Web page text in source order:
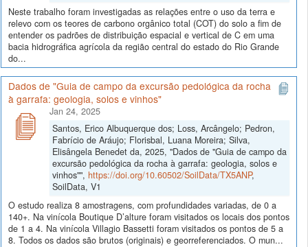
Neste trabalho foram investigadas as relações entre o uso da terra e
relevo com os teores de carbono orgânico total (COT) do solo a fim de
entender os padrões de distribuição espacial e vertical de C em uma
bacia hidrográfica agrícola da região central do estado do Rio Grande
do...
Dados de "Guia de campo da excursão pedológica da rocha
à garrafa: geologia, solos e vinhos"
Jan 24, 2025
Santos, Erico Albuquerque dos; Loss, Arcângelo; Pedron,
Fabrício de Aráujo; Florisbal, Luana Moreira; Silva,
Elisângela Benedet da, 2025, "Dados de "Guia de campo da
excursão pedológica da rocha à garrafa: geologia, solos e
vinhos"", https://doi.org/10.60502/SoilData/TX5ANP,
SoilData, V1
O estudo realiza 8 amostragens, com profundidades variadas, de 0 a
140+. Na vinícola Boutique D’alture foram visitados os locais dos pontos
de 1 a 4. Na vinícola Villagio Bassetti foram visitados os pontos de 5 a
8. Todos os dados são brutos (originais) e georreferenciados. O mun...